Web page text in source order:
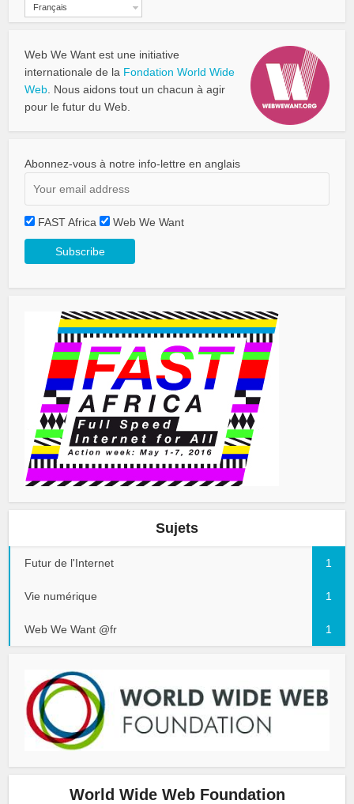
Français
Web We Want est une initiative
internationale de la Fondation World Wide
Web . Nous aidons tout un chacun à agir
pour le futur du Web.
Abonnez-vous à notre info-lettre en anglais
FAST Africa Web We Want
Sujets
Futur de l'Internet 1
Vie numérique 1
Web We Want @fr 1
World Wide Web Foundation